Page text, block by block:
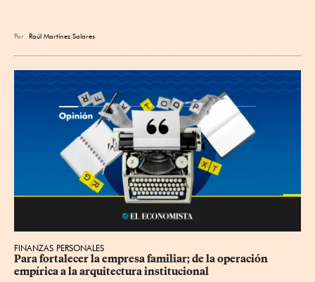
Por Raúl Martínez Solares
FINANZAS PERSONALES
Para fortalecer la empresa familiar; de la operación
empírica a la arquitectura institucional